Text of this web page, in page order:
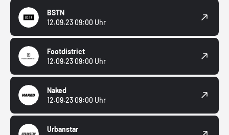
BSTN
12.09.23 09:00 Uhr
Footdistrict
12.09.23 09:00 Uhr
Naked
12.09.23 09:00 Uhr
Urbanstar